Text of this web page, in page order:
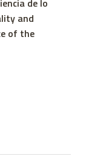
de lo
and
of the